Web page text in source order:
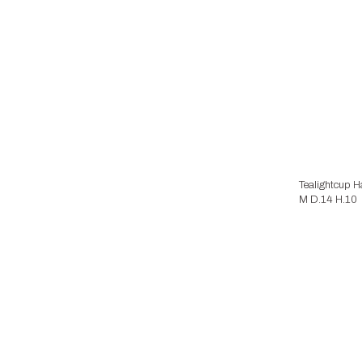
Tealightcup
M D.14 H.10